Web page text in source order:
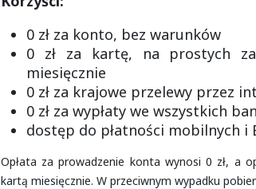
0 zł za konto, bez warunków
0 zł za kartę, na prostych
miesięcznie
0 zł za krajowe przelewy przez
0 zł za wypłaty we wszystkich
dostęp do płatności mobilnych i
Opłata za prowadzenie konta wynosi 0 zł, a
kartą miesięcznie. W przeciwnym wypadku